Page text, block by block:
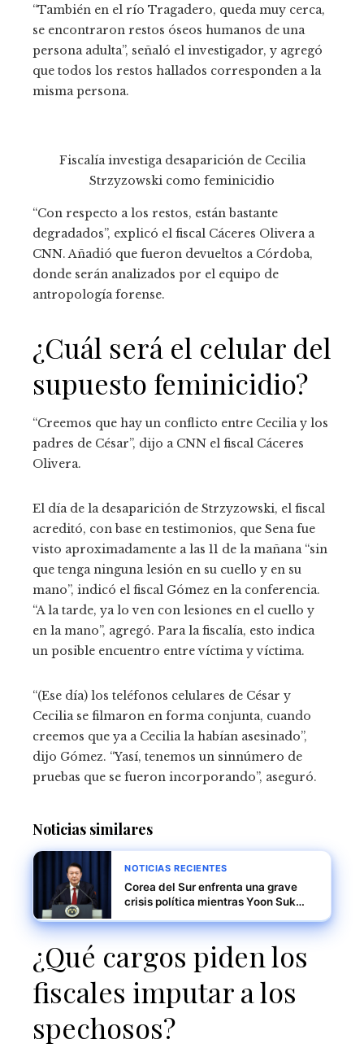
“También en el río Tragadero, queda muy cerca,
se encontraron restos óseos humanos de una
persona adulta”, señaló el investigador, y agregó
que todos los restos hallados corresponden a la
misma persona.
Fiscalía investiga desaparición de Cecilia
Strzyzowski como feminicidio
“Con respecto a los restos, están bastante
degradados”, explicó el fiscal Cáceres Olivera a
CNN. Añadió que fueron devueltos a Córdoba,
donde serán analizados por el equipo de
antropología forense.
¿Cuál será el celular del
supuesto feminicidio?
“Creemos que hay un conflicto entre Cecilia y los
padres de César”, dijo a CNN el fiscal Cáceres
Olivera.
El día de la desaparición de Strzyzowski, el fiscal
acreditó, con base en testimonios, que Sena fue
visto aproximadamente a las 11 de la mañana “sin
que tenga ninguna lesión en su cuello y en su
mano”, indicó el fiscal Gómez en la conferencia.
“A la tarde, ya lo ven con lesiones en el cuello y
en la mano”, agregó. Para la fiscalía, esto indica
un posible encuentro entre víctima y víctima.
“(Ese día) los teléfonos celulares de César y
Cecilia se filmaron en forma conjunta, cuando
creemos que ya a Cecilia la habían asesinado”,
dijo Gómez. “Yasí, tenemos un sinnúmero de
pruebas que se fueron incorporando”, aseguró.
Noticias similares
NOTICIAS RECIENTES
Corea del Sur enfrenta una grave
crisis política mientras Yoon Suk
arresto
¿Qué cargos piden los
fiscales imputar a los
spechosos?